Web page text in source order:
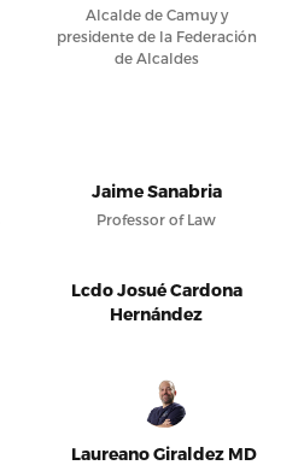
Alcalde de Camuy y
presidente de la Federación
de Alcaldes
Jaime Sanabria
Professor of Law
Lcdo Josué Cardona
Hernández
Laureano Giraldez MD